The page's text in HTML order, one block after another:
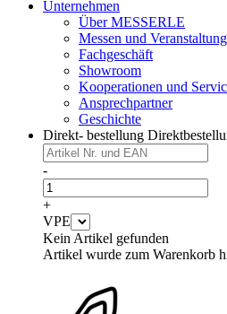
Unternehmen
Über MESSERLE
Messen und
Fachgeschäft
Showroom
Kooperationen und
Ansprechpartner
Geschichte
Direkt- bestellung
-
+
VPE
Kein Artikel gefunden
Artikel wurde zum Warenkorb